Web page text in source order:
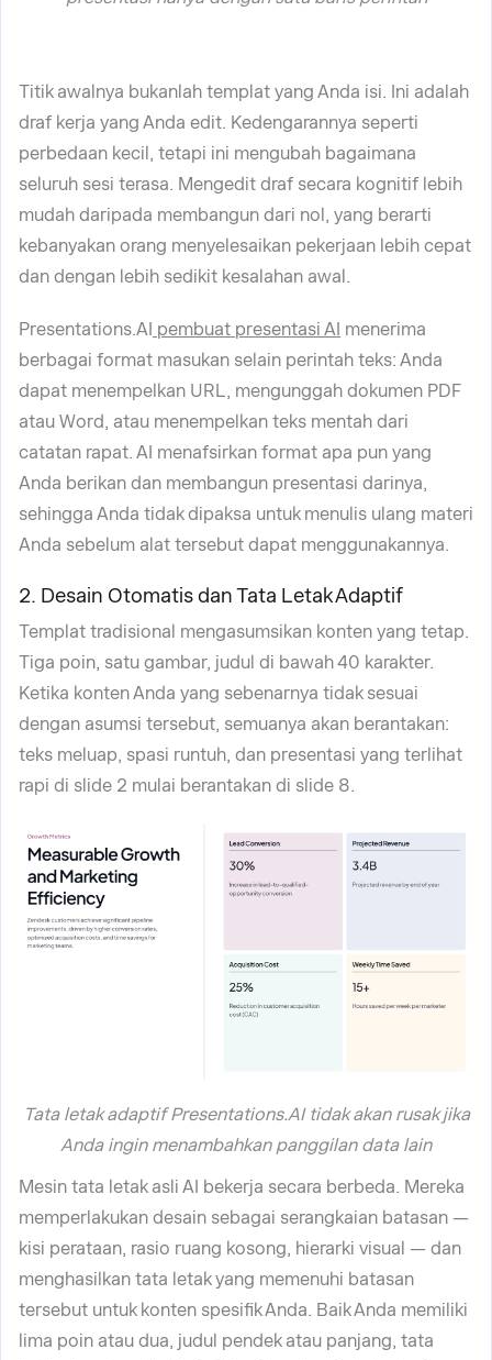
Titik awalnya bukanlah templat yang Anda isi. Ini adalah
draf kerja yang Anda edit. Kedengarannya seperti
perbedaan kecil, tetapi ini mengubah bagaimana
seluruh sesi terasa. Mengedit draf secara kognitif lebih
mudah daripada membangun dari nol, yang berarti
kebanyakan orang menyelesaikan pekerjaan lebih cepat
dan dengan lebih sedikit kesalahan awal.
Presentations.AI pembuat presentasi AI menerima
berbagai format masukan selain perintah teks: Anda
dapat menempelkan URL, mengunggah dokumen PDF
atau Word, atau menempelkan teks mentah dari
catatan rapat. AI menafsirkan format apa pun yang
Anda berikan dan membangun presentasi darinya,
sehingga Anda tidak dipaksa untuk menulis ulang materi
Anda sebelum alat tersebut dapat menggunakannya.
2. Desain Otomatis dan Tata Letak Adaptif
Templat tradisional mengasumsikan konten yang tetap.
Tiga poin, satu gambar, judul di bawah 40 karakter.
Ketika konten Anda yang sebenarnya tidak sesuai
dengan asumsi tersebut, semuanya akan berantakan:
teks meluap, spasi runtuh, dan presentasi yang terlihat
rapi di slide 2 mulai berantakan di slide 8.
Tata letak adaptif Presentations.AI tidak akan rusak jika
Anda ingin menambahkan panggilan data lain
Mesin tata letak asli AI bekerja secara berbeda. Mereka
memperlakukan desain sebagai serangkaian batasan —
kisi perataan, rasio ruang kosong, hierarki visual — dan
menghasilkan tata letak yang memenuhi batasan
tersebut untuk konten spesifik Anda. Baik Anda memiliki
lima poin atau dua, judul pendek atau panjang, tata